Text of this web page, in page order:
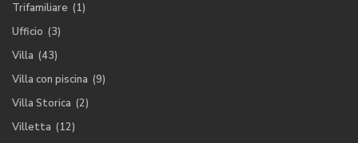
Trifamiliare (1)
Ufficio (3)
Villa (43)
Villa con piscina (9)
Villa Storica (2)
Villetta (12)